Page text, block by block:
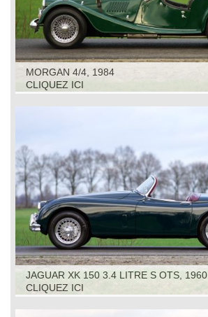
MORGAN 4/4, 1984
CLIQUEZ ICI
JAGUAR XK 150 3.4 LITRE S OTS, 1960
CLIQUEZ ICI